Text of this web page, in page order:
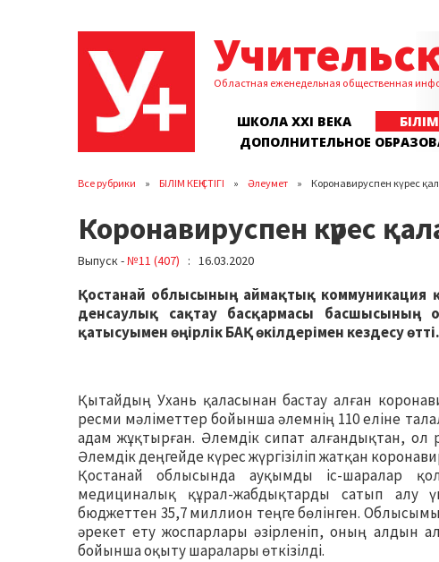
Областная еженедельная общественная
ШКОЛА XXI ВЕКА БІЛІМ
ДОПОЛНИТЕЛЬНОЕ
Все рубрики БІЛІМ КЕҢІСТІГІ Әлеумет Коронавируспен күрес
Коронавируспен күрес
Выпуск -№11 (407) : 16.03.2020
Қостанай облысының аймақтық коммуникация
денсаулық сақтау басқармасы
қатысуымен өңірлік БАҚ өкілдерімен кездесу өтті.
Қытайдың Ухань қаласынан бастау алған
ресми мәліметтер бойынша әлемнің 110 еліне
адам жұқтырған. Әлемдік сипат алғандықтан,
Әлемдік деңгейде күрес жүргізіліп жатқан
Қостанай облысында ауқымды іс-шаралар
медициналық құрал-жабдықтарды сатып алу
бюджеттен 35,7 миллион теңге бөлінген.
әрекет ету жоспарлары әзірленіп, оның алдын
бойынша оқыту шаралары өткізілді.